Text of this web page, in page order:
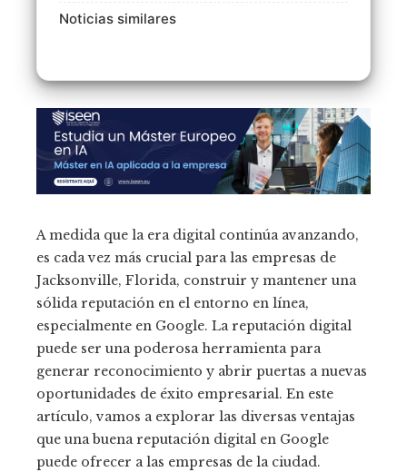
Noticias similares
A medida que la era digital continúa avanzando,
es cada vez más crucial para las empresas de
Jacksonville, Florida, construir y mantener una
sólida reputación en el entorno en línea,
especialmente en Google. La reputación digital
puede ser una poderosa herramienta para
generar reconocimiento y abrir puertas a nuevas
oportunidades de éxito empresarial. En este
artículo, vamos a explorar las diversas ventajas
que una buena reputación digital en Google
puede ofrecer a las empresas de la ciudad.